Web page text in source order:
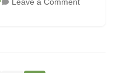
Leave a Comment